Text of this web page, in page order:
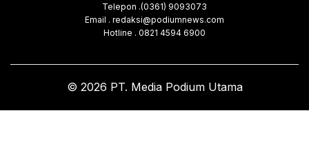
Telepon .(0361) 9093073
Email . redaksi@podiumnews.com
Hotline . 0821 4594 6900
© 2026 PT. Media Podium Utama